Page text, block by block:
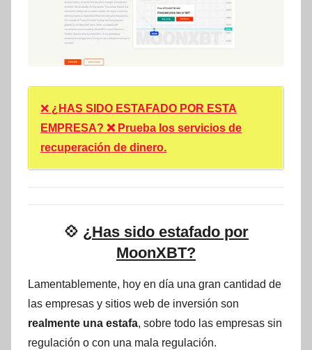
❌ ¿HAS SIDO ESTAFADO POR ESTA
EMPRESA? ❌ Prueba los servicios de
recuperación de dinero.
💠 ¿Has sido estafado por
MoonXBT?
Lamentablemente, hoy en día una gran cantidad de
las empresas y sitios web de inversión son
realmente una estafa, sobre todo las empresas sin
regulación o con una mala regulación.